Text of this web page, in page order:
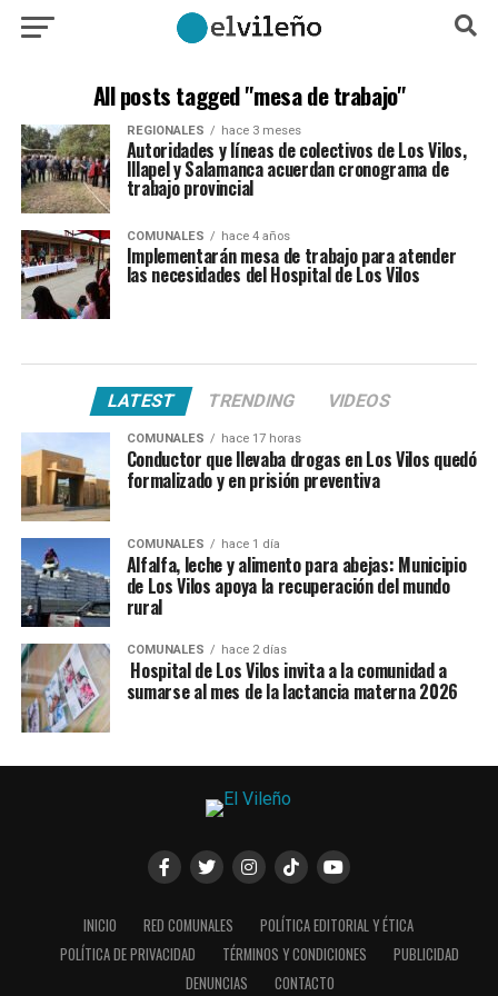
All posts tagged "mesa de trabajo"
REGIONALES hace 3 meses
Autoridades y líneas de colectivos de Los Vilos,
Illapel y Salamanca acuerdan cronograma de
trabajo provincial
COMUNALES hace 4 años
Implementarán mesa de trabajo para atender
las necesidades del Hospital de Los Vilos
LATEST TRENDING VIDEOS
COMUNALES hace 17 horas
Conductor que llevaba drogas en Los Vilos quedó
formalizado y en prisión preventiva
COMUNALES hace 1 día
Alfalfa, leche y alimento para abejas: Municipio
de Los Vilos apoya la recuperación del mundo
rural
COMUNALES hace 2 días
Hospital de Los Vilos invita a la comunidad a
sumarse al mes de la lactancia materna 2026
INICIO RED COMUNALES
POLÍTICA EDITORIAL Y ÉTICA
POLÍTICA DE PRIVACIDAD
TÉRMINOS Y CONDICIONES
PUBLICIDAD
DENUNCIAS
CONTACTO